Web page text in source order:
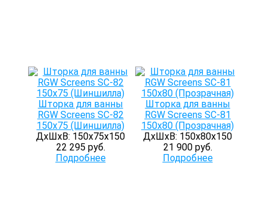
Шторка для ванны
RGW Screens SC-82
150х75 (Шиншилла)
ДхШхВ: 150х75х150
22 295 руб.
Подробнее
Шторка для ванны
RGW Screens SC-81
150х80 (Прозрачная)
ДхШхВ: 150х80х150
21 900 руб.
Подробнее